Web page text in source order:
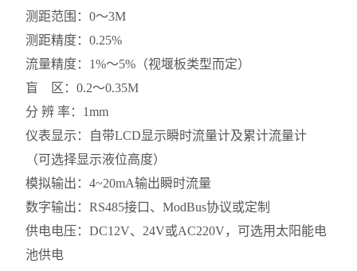
测距范围：0～3M
测距精度：0.25%
流量精度：1%～5%（视堰板类型而定）
盲 区：0.2～0.35M
分 辨 率：1mm
仪表显示：自带LCD显示瞬时流量计及累计流量计
（可选择显示液位高度）
模拟输出：4~20mA输出瞬时流量
数字输出：RS485接口、ModBus协议或定制
供电电压：DC12V、24V或AC220V，可选用太阳能电
池供电